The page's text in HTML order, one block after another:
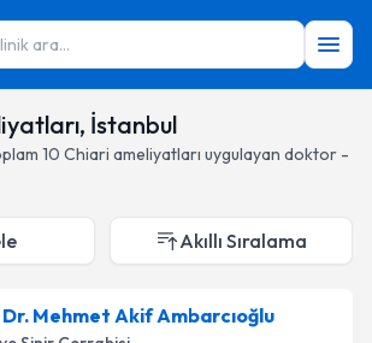
ara...
İstanbul
10 Chiari ameliyatları uygulayan doktor -
Akıllı Sıralama
Dr. Mehmet Akif Ambarcıoğlu